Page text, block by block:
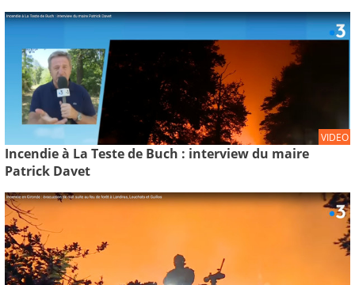
VIDEO
Incendie à La Teste de Buch : interview du maire
Patrick Davet